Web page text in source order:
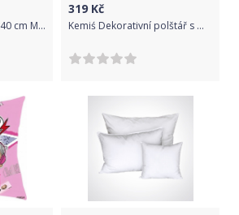
Povlak na polštář 40x40 cm Mickey and Minnie
319 Kč
Kemiś Dekorativní polštář s motivem růží